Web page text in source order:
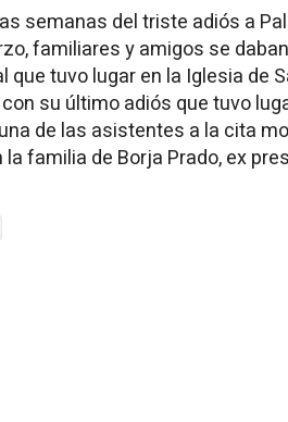
semanas del triste adiós a
familiares y amigos se
que tuvo lugar en la Iglesia de
su último adiós que tuvo
de las asistentes a la cita
familia de Borja Prado, ex